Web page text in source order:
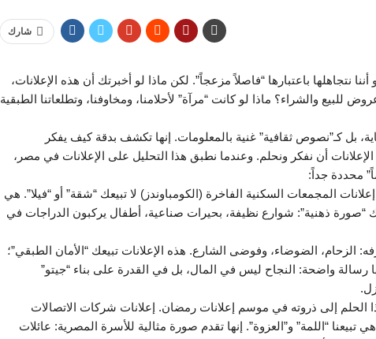
شارك
نتجاهلها باعتبارها “فاصلاً مزعجاً”. لكن ماذا لو أخبرتك أن هذه الإعلانات،
للبيع والشراء؟ ماذا لو كانت “مرآة” لأحلامنا، ومخاوفنا، وتطلعاتنا الطبقية
بل كـ”نصوص ثقافية” غنية بالمعلومات. إنها تكشف بدقة كيف يفكر
أن نفكر ونحلم. وعندما نطبق هذا التحليل على الإعلانات في مصر،
محددة جداً:
المجمعات السكنية الفاخرة (الكومباوندز) لا تبيعك “شقة” أو “فيلا”. هي
“صورة ذهنية”: شوارع نظيفة، بحيرات صناعية، أطفال يركبون الدراجات في
الزحام، الضوضاء، وفوضى الشارع. هذه الإعلانات تبيعك “الأمان الطبقي”؛
رسالة واضحة: النجاح ليس في المال، بل في القدرة على بناء “جيتو”
الحلم إلى ذروته في موسم إعلانات رمضان. إعلانات شركات الاتصالات
تبيعنا “اللمة” و”العزوة”. إنها تقدم صورة مثالية للأسرة المصرية: عائلات